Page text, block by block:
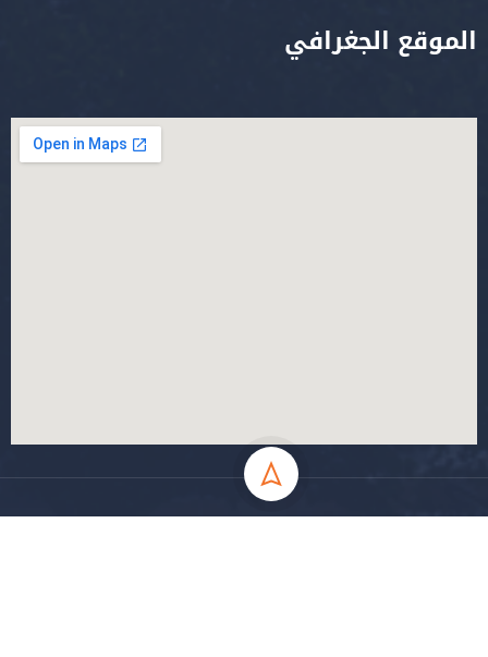
الموقع الجغرافي
جميع الحقوق محفوظة جامعة المسيلة - 2024